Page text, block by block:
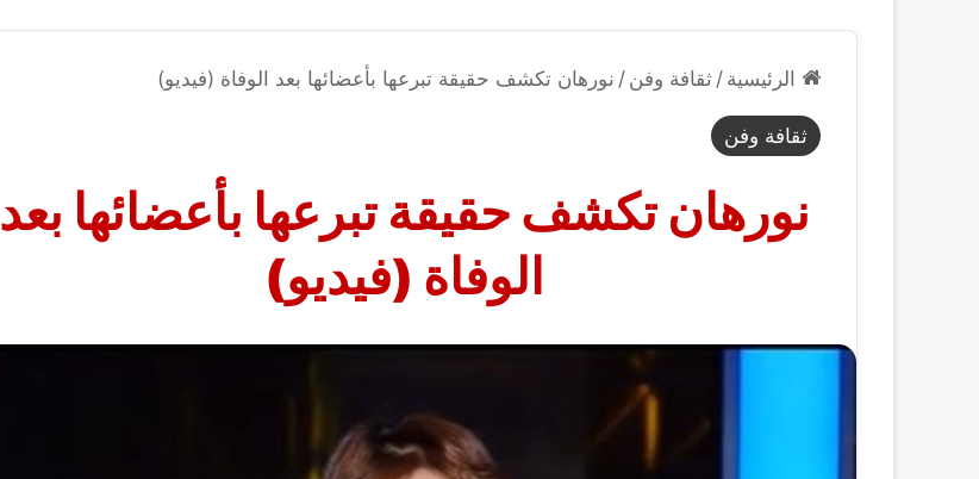
الرئيسية / ثقافة وفن / نورهان تكشف حقيقة تبرعها بأعضائها بعد الوفاة (فيديو)
ثقافة وفن
نورهان تكشف حقيقة تبرعها بأعضائها بعد
الوفاة (فيديو)